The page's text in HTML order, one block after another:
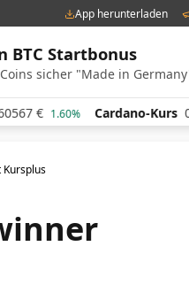
App herunterladen
BTC Startbonus
sicher "Made in
Cardano-Kurs 0,174876 €
Kursplus